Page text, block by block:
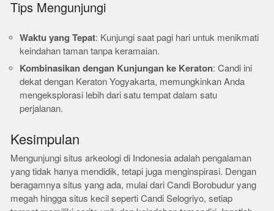
Tips Mengunjungi
Waktu yang Tepat: Kunjungi saat pagi hari untuk menikmati
keindahan taman tanpa keramaian.
Kombinasikan dengan Kunjungan ke Keraton: Candi ini
dekat dengan Keraton Yogyakarta, memungkinkan Anda
mengeksplorasi lebih dari satu tempat dalam satu
perjalanan.
Kesimpulan
Mengunjungi situs arkeologi di Indonesia adalah pengalaman
yang tidak hanya mendidik, tetapi juga menginspirasi. Dengan
beragamnya situs yang ada, mulai dari Candi Borobudur yang
megah hingga situs kecil seperti Candi Selogriyo, setiap